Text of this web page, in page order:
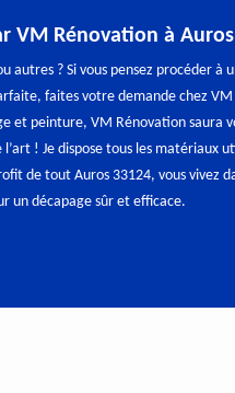
VM Rénovation à Auros
autres ? Si vous pensez procéder à
faites votre demande chez VM
et peinture, VM Rénovation saura
! Je dispose tous les matériaux
de tout Auros 33124, vous vivez
un décapage sûr et efficace.